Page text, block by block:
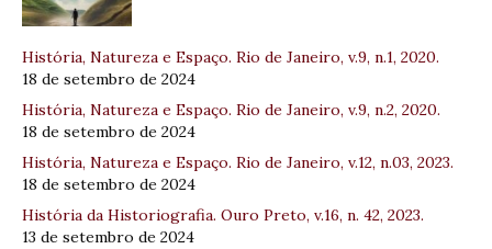
História, Natureza e Espaço. Rio de Janeiro, v.9, n.1, 2020.
18 de setembro de 2024
História, Natureza e Espaço. Rio de Janeiro, v.9, n.2, 2020.
18 de setembro de 2024
História, Natureza e Espaço. Rio de Janeiro, v.12, n.03, 2023.
18 de setembro de 2024
História da Historiografia. Ouro Preto, v.16, n. 42, 2023.
13 de setembro de 2024